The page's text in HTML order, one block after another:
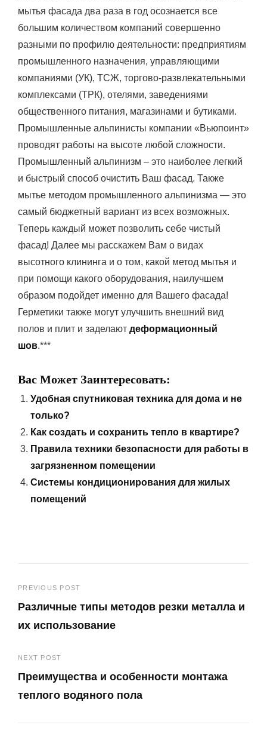
мытья фасада два раза в год осознается все
большим количеством компаний совершенно
разными по профилю деятельности: предприятиям
промышленного назначения, управляющими
компаниями (УК), ТСЖ, торгово-развлекательными
комплексами (ТРК), отелями, заведениями
общественного питания, магазинами и бутиками.
Промышленные альпинисты компании «Вьюпоинт»
проводят работы на высоте любой сложности.
Промышленный альпинизм – это наиболее легкий
и быстрый способ очистить Ваш фасад. Также
мытье методом промышленного альпинизма — это
самый бюджетный вариант из всех возможных.
Теперь каждый может позволить себе чистый
фасад! Далее мы расскажем Вам о видах
высотного клининга и о том, какой метод мытья и
при помощи какого оборудования, наилучшем
образом подойдет именно для Вашего фасада!
Герметики также могут улучшить внешний вид
полов и плит и заделают деформационный
шов.***
Вас Может Заинтересовать:
Удобная спутниковая техника для дома и не
только?
Как создать и сохранить тепло в квартире?
Правила техники безопасности для работы в
загрязненном помещении
Системы кондиционирования для жилых
помещений
Навигация
по
PREVIOUS POST
Различные типы методов резки металла и
их использование
Post
NEXT POST
Преимущества и особенности монтажа
теплого водяного пола